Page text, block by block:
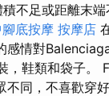
不足或距離末端
底按摩 按摩店
情對
，鞋類和袋子。
同，不喜歡穿